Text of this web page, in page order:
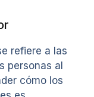
refiere a las
personas al
cómo los